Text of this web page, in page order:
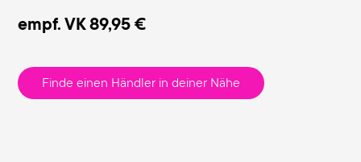
empf. VK89,95 €
Finde einen Händler in deiner Nähe